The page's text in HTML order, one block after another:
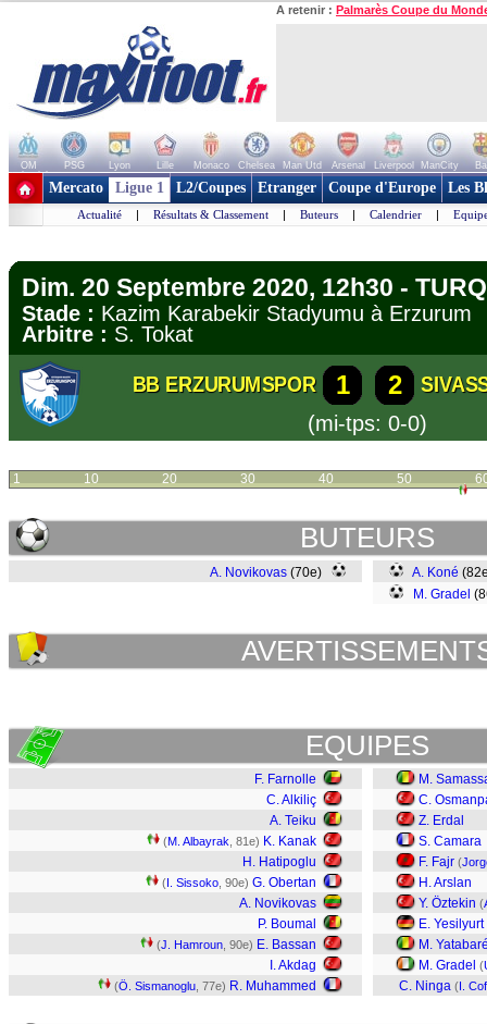
A retenir : Palmarès Coupe du
OM PSG Lyon Lille Monaco Chelsea Man Utd Arsenal Liverpool ManCity
+ de clubs
Mercato Ligue 1 L2/Coupes Etranger Coupe d'Europe Les
Actualité | Résultats & Classement | Buteurs | Calendrier |
Dim. 20 Septembre 2020, 12h30 -
Stade : Kazim Karabekir Stadyumu à
Arbitre : S. Tokat
BB ERZURUMSPOR 1 2
(mi-tps: 0-0)
1 10 20 30 40 50
BUTEURS
A. Novikovas (70e) A. Koné
M. Gradel
EQUIPES
F. Farnolle
C. Alkiliç
A. Teiku
(M. Albayrak , 81e) K. Kanak
H. Hatipoglu
(I. Sissoko , 90e) G. Obertan
A. Novikovas
P. Boumal
(J. Hamroun , 90e) E. Bassan
I. Akdag
(Ö. Sismanoglu , 77e) R. Muhammed
M.
C.
Z. Erdal
S. Camara
F. Fajr (
H. Arslan
Y. Öztekin (
E. Yesilyurt
M.
M. Gradel (
C. Ninga (I.